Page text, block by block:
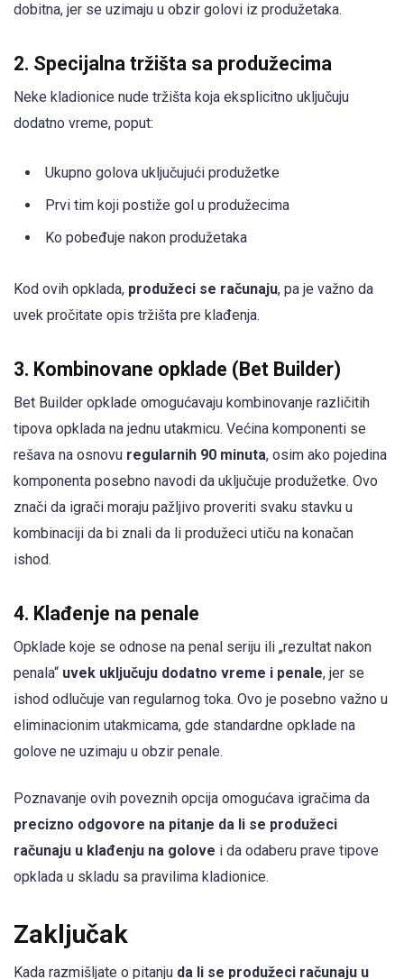
dobitna, jer se uzimaju u obzir golovi iz produžetaka.
2. Specijalna tržišta sa produžecima
Neke kladionice nude tržišta koja eksplicitno uključuju
dodatno vreme, poput:
Ukupno golova uključujući produžetke
Prvi tim koji postiže gol u produžecima
Ko pobeđuje nakon produžetaka
Kod ovih opklada, produžeci se računaju, pa je važno da
uvek pročitate opis tržišta pre klađenja.
3. Kombinovane opklade (Bet Builder)
Bet Builder opklade omogućavaju kombinovanje različitih
tipova opklada na jednu utakmicu. Većina komponenti se
rešava na osnovu regularnih 90 minuta, osim ako pojedina
komponenta posebno navodi da uključuje produžetke. Ovo
znači da igrači moraju pažljivo proveriti svaku stavku u
kombinaciji da bi znali da li produžeci utiču na konačan
ishod.
4. Klađenje na penale
Opklade koje se odnose na penal seriju ili „rezultat nakon
penala“ uvek uključuju dodatno vreme i penale, jer se
ishod odlučuje van regularnog toka. Ovo je posebno važno u
eliminacionim utakmicama, gde standardne opklade na
golove ne uzimaju u obzir penale.
Poznavanje ovih poveznih opcija omogućava igračima da
precizno odgovore na pitanje da li se produžeci
računaju u klađenju na golove i da odaberu prave tipove
opklada u skladu sa pravilima kladionice.
Zaključak
Kada razmišljate o pitanju da li se produžeci računaju u